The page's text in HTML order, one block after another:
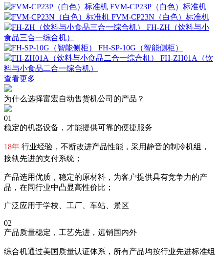
FVM-CP23P（白色）标准机
FVM-CP23N（白色）标准机
FH-ZH（饮料与小
食品三合一综合机）
FH-SP-10G（智能侧柜）
FH-ZH01A（饮
料与小食品二合一综合机）
查看更多
为什么选择富宏自动售货机公司的产品？
01
稳定的机器设备，才能提供可靠的便捷服务
18年 行业经验，不断改进产品性能，采用静音的制冷机组，
接轨先进的支付系统；
产品选用优质，稳定的原材料，为客户提供具有竞争力的产
品，在同行业中凸显高性价比；
广泛应用于学校、工厂、车站、景区
02
产品质量稳定，工艺先进，远销国内外
综合机通过美国质量认证体系，所有产品均按行业先进标准组